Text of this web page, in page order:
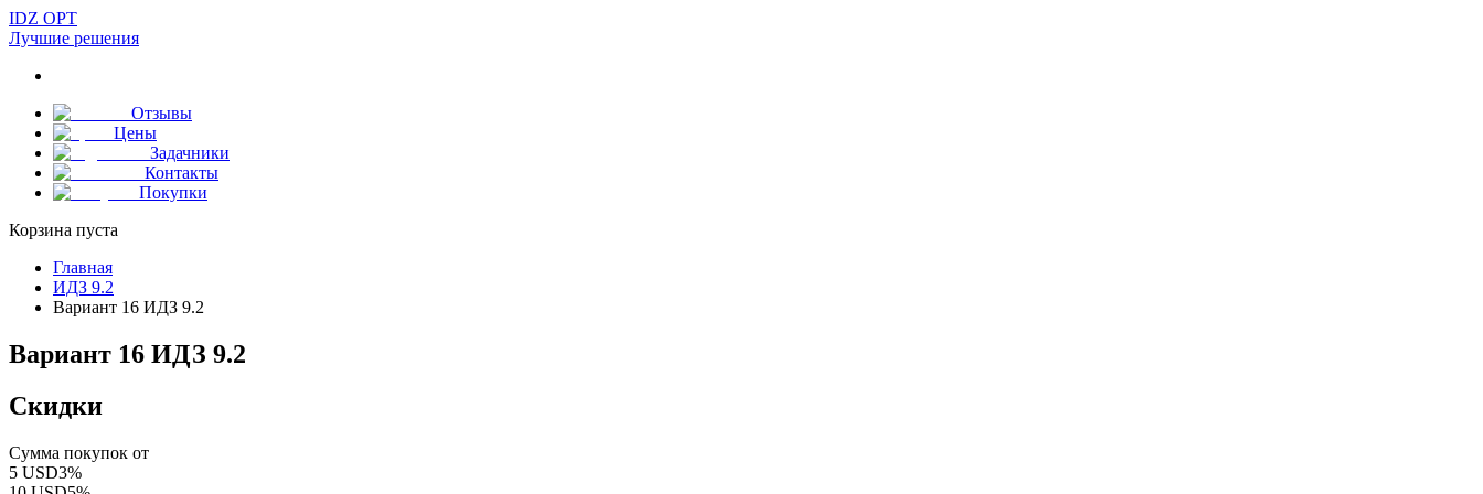
IDZ OPT
Лучшие решения
Отзывы
Цены
Задачники
Контакты
Покупки
Корзина пуста
Главная
ИДЗ 9.2
Вариант 16 ИДЗ 9.2
Вариант 16 ИДЗ 9.2
Скидки
Сумма покупок от
5 USD3%